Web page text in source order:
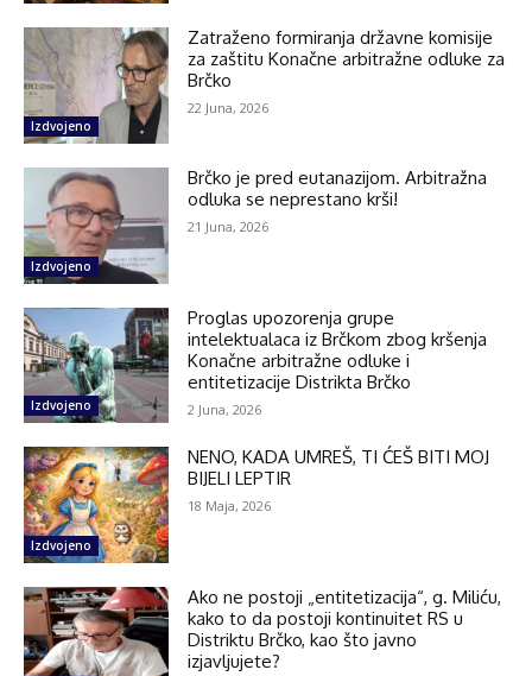
Izdvojeno
Zatraženo formiranja državne komisije
za zaštitu Konačne arbitražne odluke za
Brčko
22 Juna, 2026
Izdvojeno
Brčko je pred eutanazijom. Arbitražna
odluka se neprestano krši!
21 Juna, 2026
Izdvojeno
Proglas upozorenja grupe
intelektualaca iz Brčkom zbog kršenja
Konačne arbitražne odluke i
entitetizacije Distrikta Brčko
2 Juna, 2026
Izdvojeno
NENO, KADA UMREŠ, TI ĆEŠ BITI MOJ
BIJELI LEPTIR
18 Maja, 2026
Ako ne postoji „entitetizacija“, g. Miliću,
kako to da postoji kontinuitet RS u
Distriktu Brčko, kao što javno
izjavljujete?